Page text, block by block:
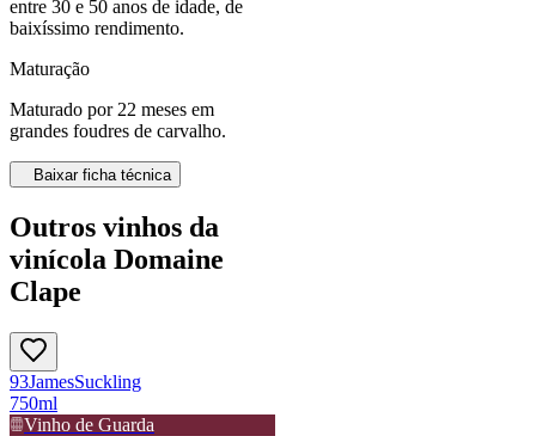
entre 30 e 50 anos de idade, de
baixíssimo rendimento.
Maturação
Maturado por 22 meses em
grandes foudres de carvalho.
Baixar ficha técnica
Outros vinhos da
vinícola Domaine
Clape
93JamesSuckling
750ml
Vinho de Guarda